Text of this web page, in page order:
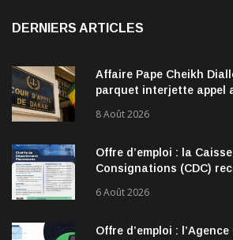
DERNIERS ARTICLES
Affaire Pape Cheikh
parquet interjette appel
8 Août 2026
Offre d’emploi : la
Consignations (CDC)
6 Août 2026
Offre d’emploi :